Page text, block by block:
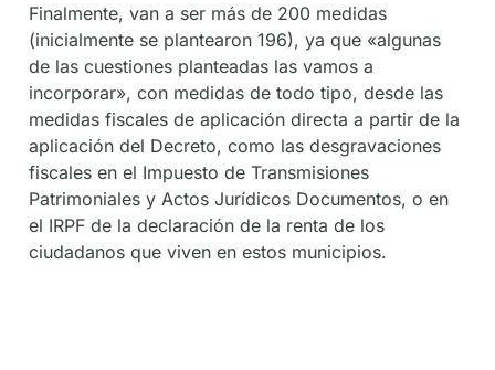
Finalmente, van a ser más de 200 medidas
(inicialmente se plantearon 196), ya que «algunas
de las cuestiones planteadas las vamos a
incorporar», con medidas de todo tipo, desde las
medidas fiscales de aplicación directa a partir de la
aplicación del Decreto, como las desgravaciones
fiscales en el Impuesto de Transmisiones
Patrimoniales y Actos Jurídicos Documentos, o en
el IRPF de la declaración de la renta de los
ciudadanos que viven en estos municipios.